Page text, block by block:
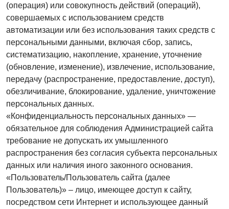
(операция) или совокупность действий (операций),
совершаемых с использованием средств
автоматизации или без использования таких средств с
персональными данными, включая сбор, запись,
систематизацию, накопление, хранение, уточнение
(обновление, изменение), извлечение, использование,
передачу (распространение, предоставление, доступ),
обезличивание, блокирование, удаление, уничтожение
персональных данных.
«Конфиденциальность персональных данных» —
обязательное для соблюдения Администрацией сайта
требование не допускать их умышленного
распространения без согласия субъекта персональных
данных или наличия иного законного основания.
«Пользователь/Пользователь сайта (далее
Пользователь)» – лицо, имеющее доступ к сайту,
посредством сети Интернет и использующее данный